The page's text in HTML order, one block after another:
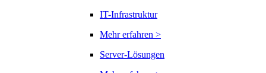
IT-Infrastruktur
Mehr erfahren >
Server-Lösungen